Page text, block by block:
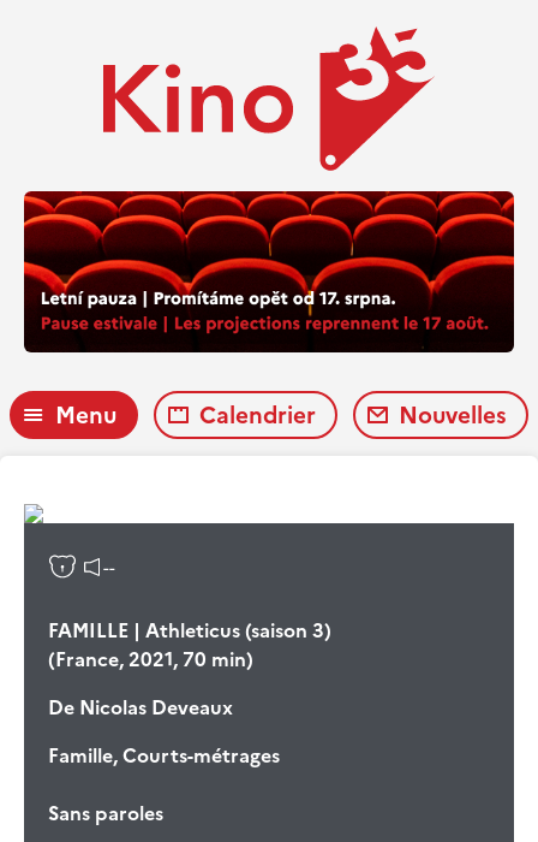
Menu Calendrier Nouvelles
--
FAMILLE | Athleticus (saison 3)
(France, 2021, 70 min)
De Nicolas Deveaux
Famille, Courts-métrages
Sans paroles